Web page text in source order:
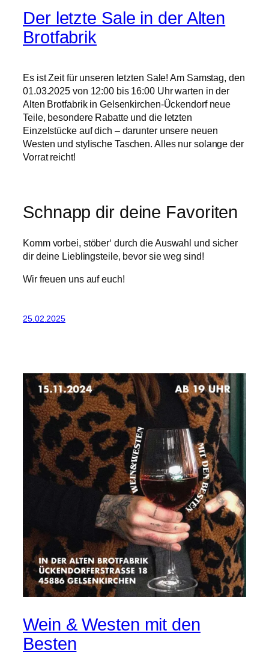
Der letzte Sale in der Alten
Brotfabrik
Es ist Zeit für unseren letzten Sale! Am Samstag, den
01.03.2025 von 12:00 bis 16:00 Uhr warten in der
Alten Brotfabrik in Gelsenkirchen-Ückendorf neue
Teile, besondere Rabatte und die letzten
Einzelstücke auf dich – darunter unsere neuen
Westen und stylische Taschen. Alles nur solange der
Vorrat reicht!
Schnapp dir deine Favoriten
Komm vorbei, stöber‘ durch die Auswahl und sicher
dir deine Lieblingsteile, bevor sie weg sind!
Wir freuen uns auf euch!
25.02.2025
Wein & Westen mit den
Besten